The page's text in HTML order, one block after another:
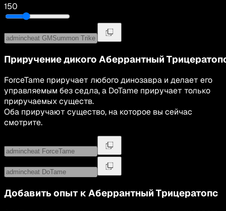
150
Приручение дикого Аберрантный
ForceTame приручает любого динозавра и делает его
управляемым без седла, а DoTame приручает только
приручаемых существ.
Оба приручают существо, на которое вы сейчас
смотрите.
Добавить опыт к Аберрантный Трицератопс